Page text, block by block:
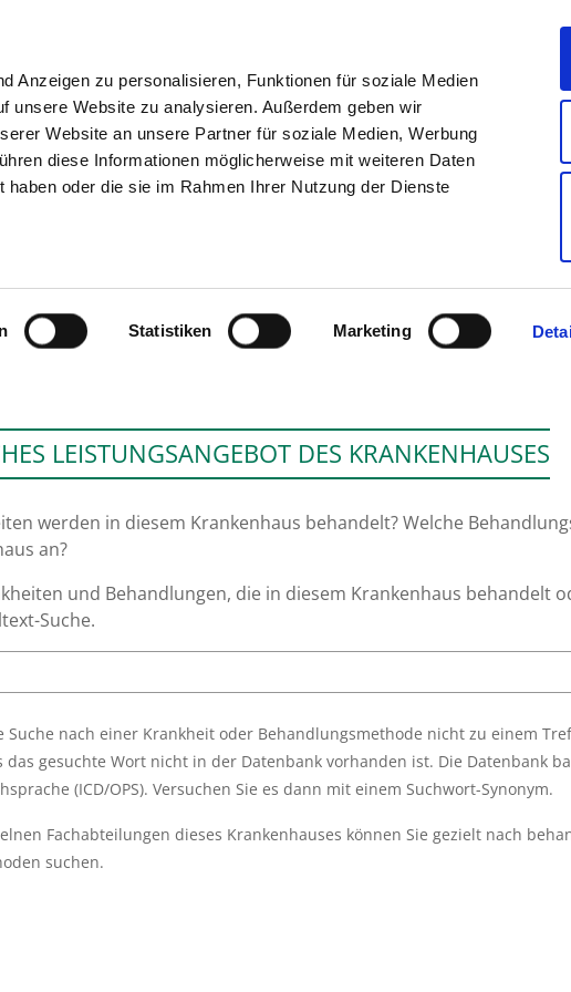
Anzeigen zu personalisieren, Funktionen für soziale Medien
unsere Website zu analysieren. Außerdem geben wir
Website an unsere Partner für soziale Medien, Werbung
diese Informationen möglicherweise mit weiteren Daten
oder die sie im Rahmen Ihrer Nutzung der Dienste
Statistiken Marketing
SUCHEN TIPPS & HILFE DAS VERZEICHNIS
KRANKENHAUS PIRMASENS
LEISTUNGSANGEBOT DES KRANKENHAUSES
werden in diesem Krankenhaus behandelt? Welche
an?
und Behandlungen, die in diesem Krankenhaus behandelt
Suche.
Suche nach einer Krankheit oder Behandlungsmethode nicht zu einem
das gesuchte Wort nicht in der Datenbank vorhanden ist. Die Datenbank
(ICD/OPS). Versuchen Sie es dann mit einem Suchwort-Synonym.
Fachabteilungen dieses Krankenhauses können Sie gezielt nach
suchen.